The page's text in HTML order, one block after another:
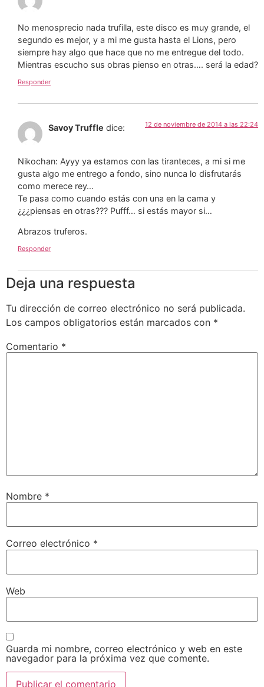
No menosprecio nada trufilla, este disco es muy grande, el
segundo es mejor, y a mi me gusta hasta el Lions, pero
siempre hay algo que hace que no me entregue del todo.
Mientras escucho sus obras pienso en otras…. será la edad?
Responder
Savoy Truffle dice: 12 de noviembre de 2014 a las 22:24
Nikochan: Ayyy ya estamos con las tiranteces, a mi si me
gusta algo me entrego a fondo, sino nunca lo disfrutarás
como merece rey…
Te pasa como cuando estás con una en la cama y
¿¿¿piensas en otras??? Pufff… si estás mayor si…
Abrazos truferos.
Responder
Deja una respuesta
Tu dirección de correo electrónico no será publicada.
Los campos obligatorios están marcados con *
Comentario *
Nombre *
Correo electrónico *
Web
Guarda mi nombre, correo electrónico y web en este
navegador para la próxima vez que comente.